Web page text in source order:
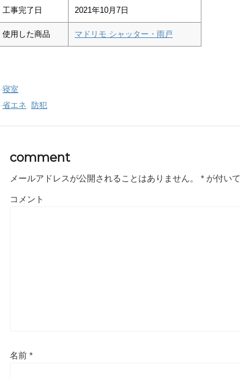
工事完了日 2021年10月7日
使用した商品 マドリモ シャッター・雨戸
-寝室
-省エネ 防犯
comment
メールアドレスが公開されることはありません。 * が付い
コメント
名前 *